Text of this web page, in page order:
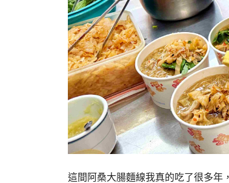
這間阿桑大腸麵線我真的吃了很多年